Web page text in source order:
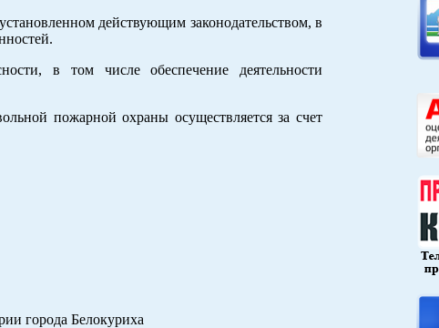
действующим законодательством, в
в том числе обеспечение деятельности
пожарной охраны осуществляется за счет
города Белокуриха